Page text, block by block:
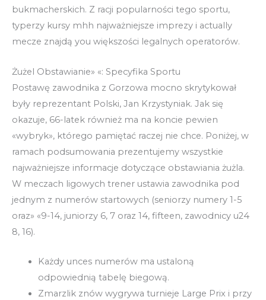
bukmacherskich. Z racji popularności tego sportu,
typerzy kursy mhh najważniejsze imprezy i actually
mecze znajdą you większości legalnych operatorów.
Żużel Obstawianie» «: Specyfika Sportu
Postawę zawodnika z Gorzowa mocno skrytykował
były reprezentant Polski, Jan Krzystyniak. Jak się
okazuje, 66-latek również ma na koncie pewien
«wybryk», którego pamiętać raczej nie chce. Poniżej, w
ramach podsumowania prezentujemy wszystkie
najważniejsze informacje dotyczące obstawiania żużla.
W meczach ligowych trener ustawia zawodnika pod
jednym z numerów startowych (seniorzy numery 1-5
oraz» «9-14, juniorzy 6, 7 oraz 14, fifteen, zawodnicy u24
8, 16).
Każdy unces numerów ma ustaloną
odpowiednią tabelę biegową.
Zmarzlik znów wygrywa turnieje Large Prix i przy